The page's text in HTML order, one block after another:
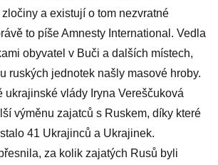
a existují o tom nezvratné
to píše Amnesty International. Vedla
obyvatel v Buči a dalších místech,
ruských jednotek našly masové hroby.
ukrajinské vlády Iryna Vereščuková
výměnu zajatců s Ruskem, díky které
41 Ukrajinců a Ukrajinek.
za kolik zajatých Rusů byli